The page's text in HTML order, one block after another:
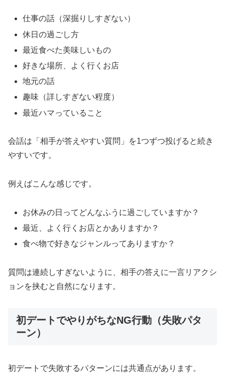
仕事の話（深掘りしすぎない）
休日の過ごし方
最近食べた美味しいもの
好きな場所、よく行くお店
地元の話
趣味（詳しすぎない程度）
最近ハマっていること
会話は「相手が答えやすい質問」を1つずつ投げると続き
やすいです。
例えばこんな感じです。
お休みの日ってどんなふうに過ごしていますか？
最近、よく行くお店とかありますか？
食べ物で好きなジャンルってありますか？
質問は連続しすぎないように、相手の答えに一言リアクシ
ョンを挟むと自然になります。
初デートでやりがちなNG行動（失敗パタ
ーン）
初デートで失敗するパターンには共通点があります。